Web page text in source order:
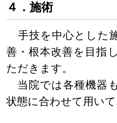
４．施術
手技を中心とした
善・根本改善を目指
ただきます。
当院では各種機器
状態に合わせて用いて